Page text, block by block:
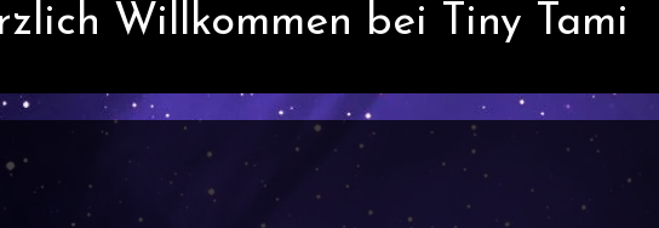
Willkommen bei Tiny Tami